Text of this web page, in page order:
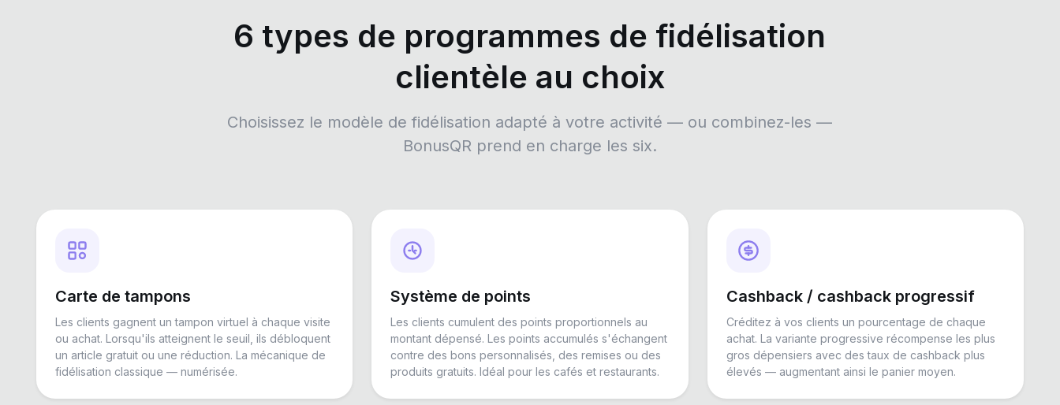
6 types de programmes de fidélisation
clientèle au choix
Choisissez le modèle de fidélisation adapté à votre activité — ou combinez-les —
BonusQR prend en charge les six.
Carte de tampons
Les clients gagnent un tampon virtuel à chaque visite
ou achat. Lorsqu'ils atteignent le seuil, ils débloquent
un article gratuit ou une réduction. La mécanique de
fidélisation classique — numérisée.
Système de points
Les clients cumulent des points proportionnels au
montant dépensé. Les points accumulés s'échangent
contre des bons personnalisés, des remises ou des
produits gratuits. Idéal pour les cafés et restaurants.
Cashback / cashback progressif
Créditez à vos clients un pourcentage de chaque
achat. La variante progressive récompense les plus
gros dépensiers avec des taux de cashback plus
élevés — augmentant ainsi le panier moyen.